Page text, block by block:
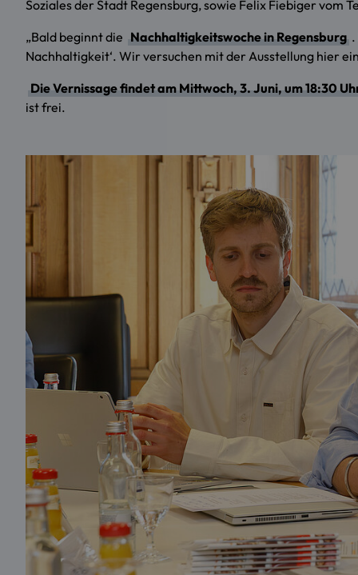
Soziales der Stadt Regensburg, sowie Felix Fiebiger vom
„Bald beginnt die Nachhaltigkeitswoche in Regensburg
Nachhaltigkeit‘. Wir versuchen mit der Ausstellung hier
Die Vernissage findet am Mittwoch, 3. Juni, um 18:30
ist frei.